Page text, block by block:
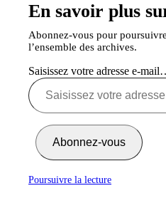
En savoir plus
Abonnez-vous pour
l’ensemble des archives.
Saisissez votre adresse e-
Abonnez-vous
Poursuivre la lecture